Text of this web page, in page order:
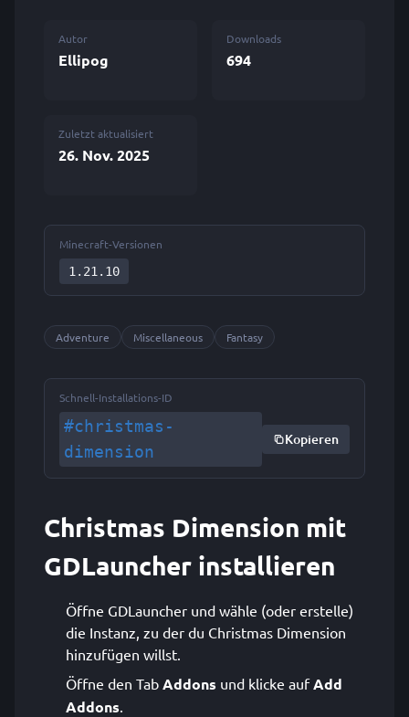
Autor
Ellipog
Downloads
694
Zuletzt aktualisiert
26. Nov. 2025
Minecraft-Versionen
1.21.10
Adventure Miscellaneous Fantasy
Schnell-Installations-ID
#christmas-
dimension
Kopieren
Christmas Dimension mit
GDLauncher installieren
Öffne GDLauncher und wähle (oder erstelle)
die Instanz, zu der du Christmas Dimension
hinzufügen willst.
Öffne den Tab Addons und klicke aufAdd
Addons.